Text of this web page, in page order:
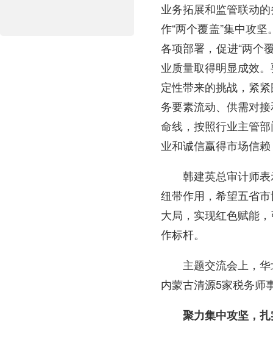
业务拓展和监管联动
作“两个覆盖”集中攻
各项部署，促进“两个
业质量取得明显成效
定性带来的挑战，紧
务要素流动、供需对
命线，按照行业主管
业和诚信赢得市场信
韩建英总审计师表
纽带作用，希望五省
大局，实现红色赋能
作标杆。
主题交流会上，华
内蒙古清源5家税务师
聚力集中攻坚，